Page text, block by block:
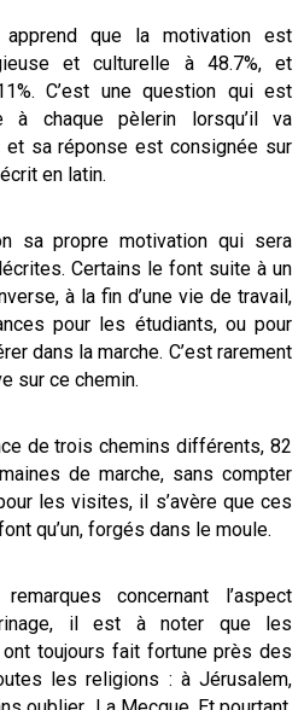
apprend que la motivation est
et culturelle à 48.7%, et
C’est une question qui est
à chaque pèlerin lorsqu’il va
et sa réponse est consignée sur
en latin.
sa propre motivation qui sera
Certains le font suite à un
à la fin d’une vie de travail,
pour les étudiants, ou pour
dans la marche. C’est rarement
sur ce chemin.
de trois chemins différents, 82
de marche, sans compter
les visites, il s’avère que ces
qu’un, forgés dans le moule.
concernant l’aspect
il est à noter que les
ont toujours fait fortune près des
les religions : à Jérusalem,